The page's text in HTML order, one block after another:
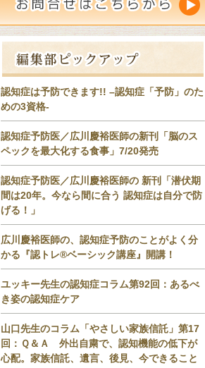
認知症は予防できます!! –認知症「予防」のた
めの3資格-
認知症予防医／広川慶裕医師の新刊「脳のス
ペックを最大化する食事」7/20発売
認知症予防医／広川慶裕医師の 新刊「潜伏期
間は20年。今なら間に合う 認知症は自分で防
げる！」
広川慶裕医師の、認知症予防のことがよく分
かる『認トレ®️ベーシック講座』開講！
ユッキー先生の認知症コラム第92回：あるべ
き姿の認知症ケア
山口先生のコラム「やさしい家族信託」第17
回：Ｑ＆Ａ 外出自粛で、認知機能の低下が
心配。家族信託、遺言、後見、今できること